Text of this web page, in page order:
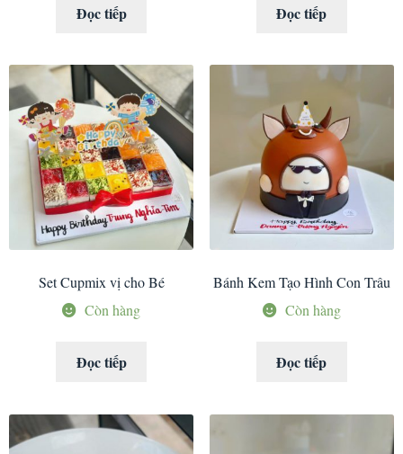
Đọc tiếp Đọc tiếp
Set Cupmix vị cho Bé
Còn hàng
Đọc tiếp
Bánh Kem Tạo Hình Con Trâu
Còn hàng
Đọc tiếp